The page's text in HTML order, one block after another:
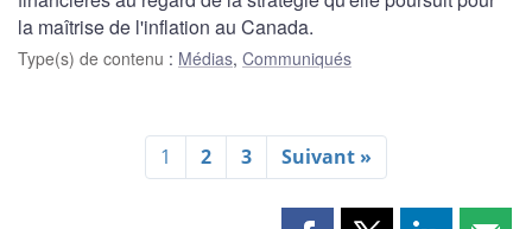
la maîtrise de l'inflation au Canada.
Type(s) de contenu : Médias, Communiqués
1 2 3 Suivant »